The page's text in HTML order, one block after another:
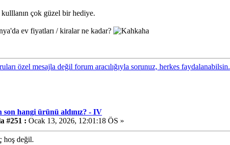
çok güzel bir hediye.
ev fiyatları / kiralar ne kadar?
özel mesajla değil forum aracılığıyla sorunuz, herkes faydalanabilsin.
hangi ürünü aldınız? - IV
#251 : Ocak 13, 2026, 12:01:18 ÖS »
hoş değil.